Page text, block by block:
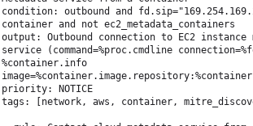
condition: outbound and
container and not ec2_metadata_containers
output: Outbound connection to EC2 instance
service (command=%proc.cmdline
%container.info
priority: NOTICE
tags: [network, aws, container,